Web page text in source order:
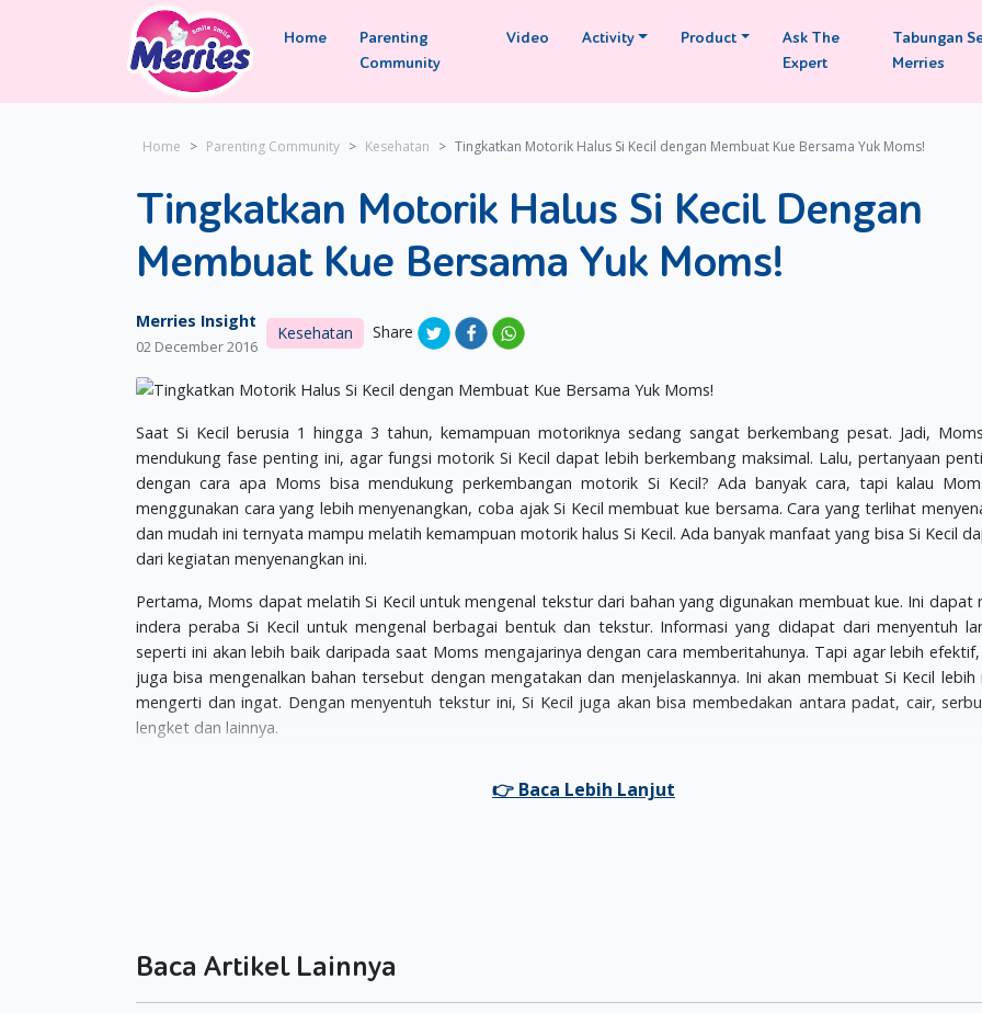
Home
Parenting
Community
Video Activity Product
Ask The
Expert
Tabungan
Merries
Home Parenting Community Kesehatan Tingkatkan Motorik Halus Si Kecil dengan Membuat Kue Bersama Yuk Moms!
Tingkatkan Motorik Halus Si Kecil Dengan
Membuat Kue Bersama Yuk Moms!
Merries Insight
02 December 2016
Kesehatan Share
Saat Si Kecil berusia 1 hingga 3 tahun, kemampuan motoriknya sedang sangat berkembang pesat. Jadi,
mendukung fase penting ini, agar fungsi motorik Si Kecil dapat lebih berkembang maksimal. Lalu, pertanyaan
dengan cara apa Moms bisa mendukung perkembangan motorik Si Kecil? Ada banyak cara, tapi kalau
menggunakan cara yang lebih menyenangkan, coba ajak Si Kecil membuat kue bersama. Cara yang terlihat
dan mudah ini ternyata mampu melatih kemampuan motorik halus Si Kecil. Ada banyak manfaat yang bisa Si Kecil
dari kegiatan menyenangkan ini.
Pertama, Moms dapat melatih Si Kecil untuk mengenal tekstur dari bahan yang digunakan membuat kue. Ini dapat
indera peraba Si Kecil untuk mengenal berbagai bentuk dan tekstur. Informasi yang didapat dari menyentuh
seperti ini akan lebih baik daripada saat Moms mengajarinya dengan cara memberitahunya. Tapi agar lebih
juga bisa mengenalkan bahan tersebut dengan mengatakan dan menjelaskannya. Ini akan membuat Si Kecil lebih
mengerti dan ingat. Dengan menyentuh tekstur ini, Si Kecil juga akan bisa membedakan antara padat, cair,
lengket dan lainnya.
hati-hati. Si Kecil dapat terlatih koordinasi mata maupun tangannya saat melakukan ini. Kegiatan ini juga bisa
menggulung, atau menggunakan cetakan adonan untuk membuat satu bentuk, bisa memperkuat kemampuan
Baca Artikel Lainnya